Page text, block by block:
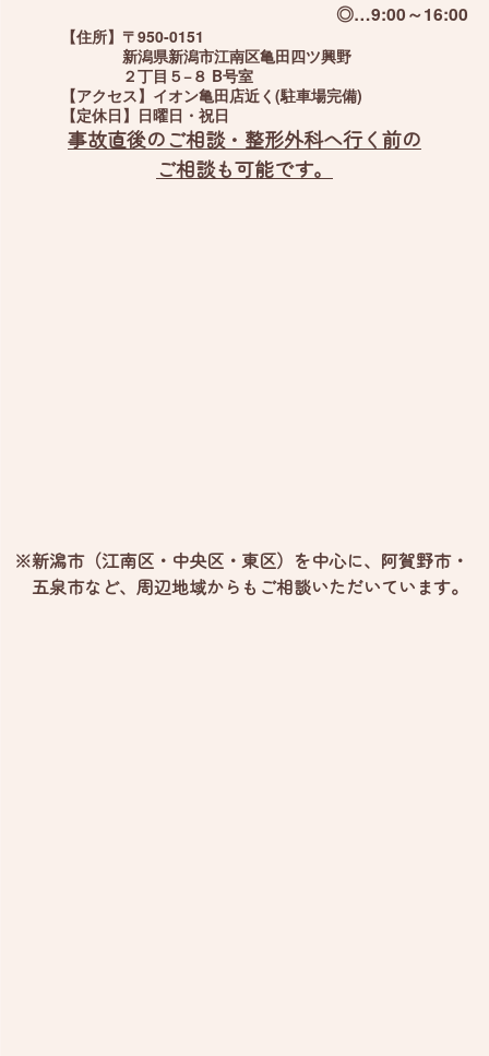
◎…9:00～16:00
【住所】 〒950-0151
新潟県新潟市江南区亀田四ツ興野
２丁目５−８ B号室
【アクセス】 イオン亀田店近く(駐車場完備)
【定休日】 日曜日・祝日
事故直後のご相談・整形外科へ行く前の
ご相談も可能です。
※新潟市（江南区・中央区・東区）を中心に、阿賀野市・
五泉市など、周辺地域からもご相談いただいています。